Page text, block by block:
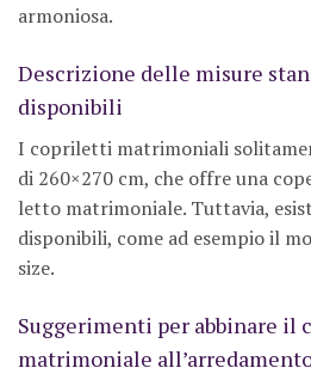
armoniosa.
Descrizione delle misure
disponibili
I copriletti matrimoniali
di 260×270 cm, che offre una
letto matrimoniale. Tuttavia,
disponibili, come ad esempio il
size.
Suggerimenti per abbinare il
matrimoniale